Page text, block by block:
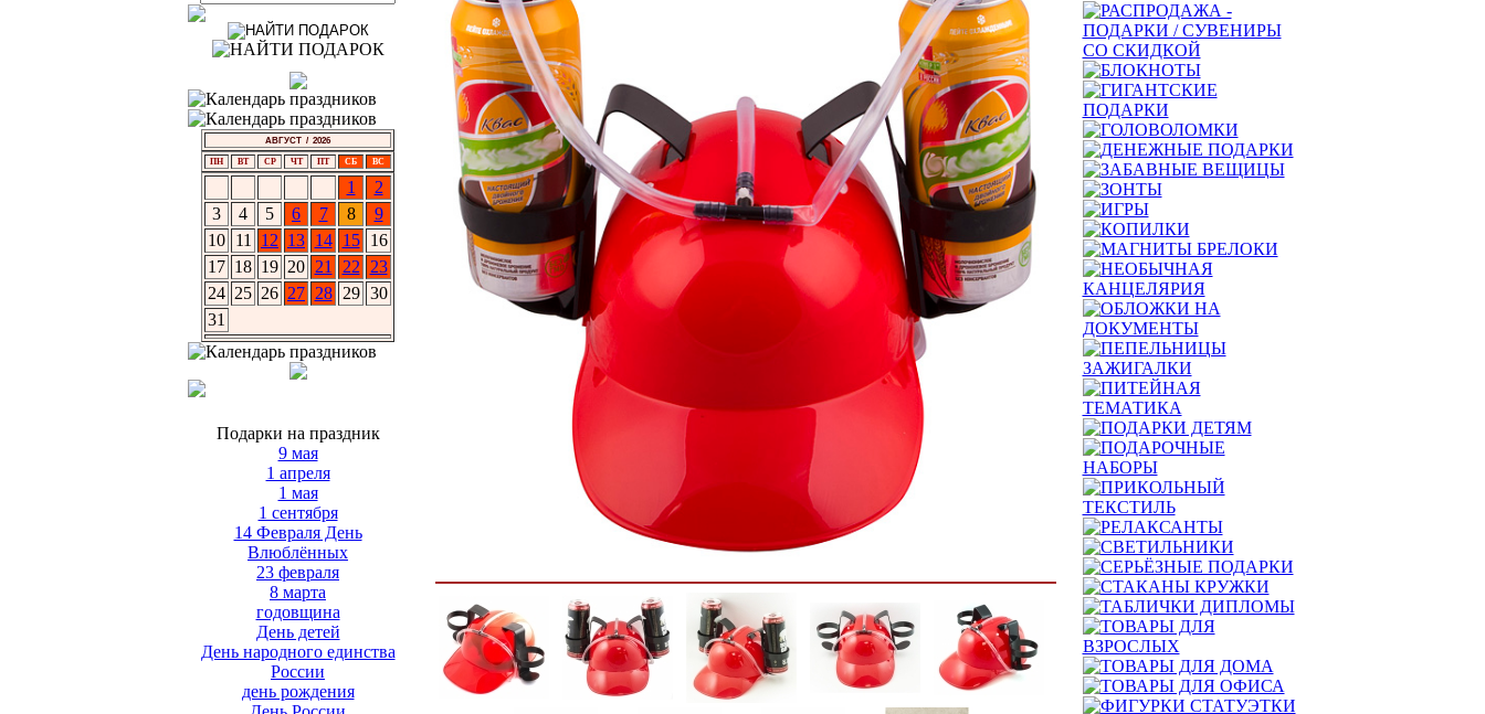
АВГУСТ / 2026
ПН ВТ СР ЧТ ПТ СБ ВС
1
2
3
4 5 6 7 8
9
10 11 12 13 14 15
16
17 18 19 20 21 22
23
24 25 26 27 28 29 30
31
Подарки на праздник
9 мая
1 апреля
1 мая
1 сентября
14 Февраля День
Влюблённых
23 февраля
8 марта
годовщина
День детей
День народного единства
России
день рождения